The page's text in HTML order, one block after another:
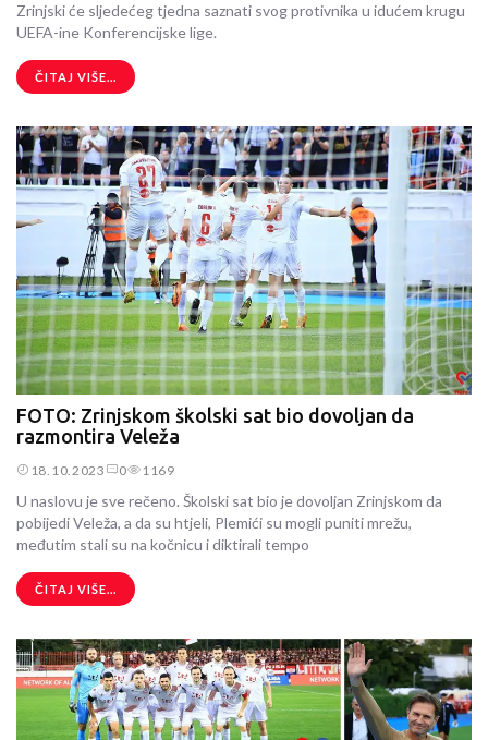
Zrinjski će sljedećeg tjedna saznati svog protivnika u idućem krugu
UEFA-ine Konferencijske lige.
ČITAJ VIŠE...
FOTO: Zrinjskom školski sat bio dovoljan da
razmontira Veleža
18.10.2023 0 1169
U naslovu je sve rečeno. Školski sat bio je dovoljan Zrinjskom da
pobijedi Veleža, a da su htjeli, Plemići su mogli puniti mrežu,
međutim stali su na kočnicu i diktirali tempo
ČITAJ VIŠE...